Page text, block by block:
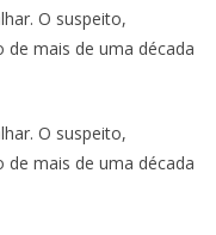
O suspeito,
mais de uma década
O suspeito,
mais de uma década